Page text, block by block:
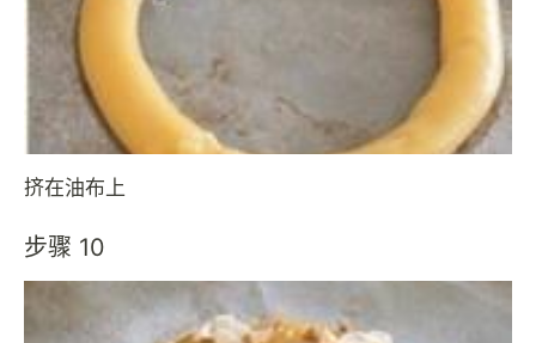
挤在油布上
步骤 10